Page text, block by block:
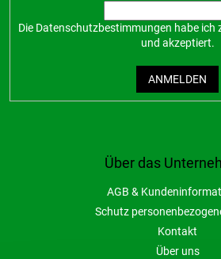
Über das
AGB &
Schutz
Kontakt
Über uns
Die Datenschutzbestimmungen habe ich
und akzeptiert.
ANMELDEN